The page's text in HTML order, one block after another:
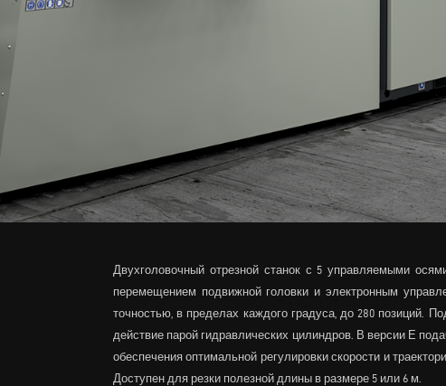
Двухголовочный отрезной станок с 5 управляемыми
перемещением подвижной головки и электронным
точностью, в пределах каждого градуса, до 280 позиций.
действие парой гидравлических цилиндров. В версии Е
обеспечения оптимальной регулировки скорости и
Доступен для резки полезной длины в размере 5 или 6 м.